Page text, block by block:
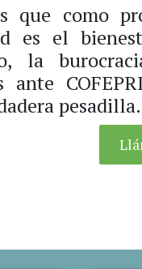
que como
es el
la
ante
pesadilla.